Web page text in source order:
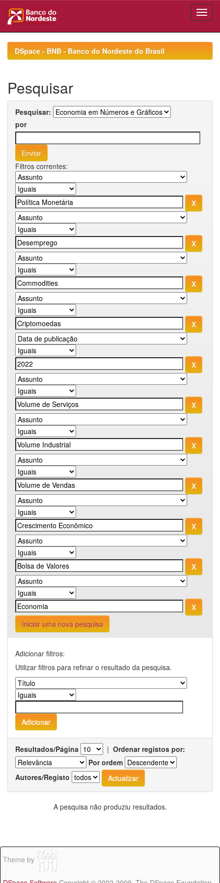
navigationDSpace - BNB - Banco do Nordeste do Brasil
Pesquisar
Pesquisar:
por
Filtros correntes:
Iniciar uma nova pesquisa
Adicionar filtros:
Utilizar filtros para refinar o resultado da pesquisa.
Resultados/Página | Ordenar registos por:
Por ordem
Autores/Registo
A pesquisa não produziu resultados.
Theme by